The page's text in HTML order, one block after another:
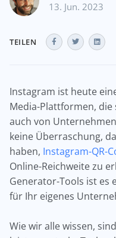
13. Jun. 2023
TEILEN
Instagram ist heute
Media-Plattformen,
auch von
keine Überraschung,
haben, Instagram-QR-
Online-Reichweite zu
Generator-Tools ist es
für Ihr eigenes
Wie wir alle wissen,